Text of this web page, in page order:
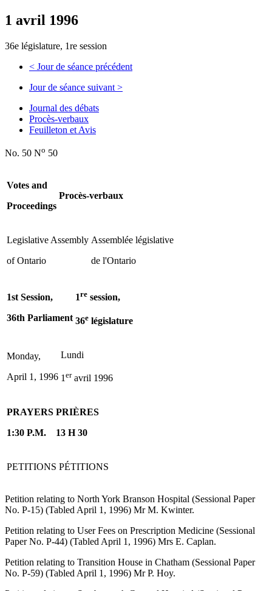
1 avril 1996
36e législature, 1re session
< Jour de séance précédent
Jour de séance suivant >
Journal des débats
Procès-verbaux
Feuilleton et Avis
No. 50 No 50
Votes and
Proceedings
Procès-verbaux
Legislative Assembly
of Ontario
Assemblée législative
de l'Ontario
1st Session,
36th Parliament
1re session,
36e législature
Monday,
April 1, 1996
Lundi
1 eravril 1996
PRAYERS
1:30 P.M.
PRIÈRES
13 H 30
PETITIONS PÉTITIONS
Petition relating to North York Branson Hospital (Sessional Paper
No. P-15) (Tabled April 1, 1996) Mr M. Kwinter.
Petition relating to User Fees on Prescription Medicine (Sessional
Paper No. P-44) (Tabled April 1, 1996) Mrs E. Caplan.
Petition relating to Transition House in Chatham (Sessional Paper
No. P-59) (Tabled April 1, 1996) Mr P. Hoy.